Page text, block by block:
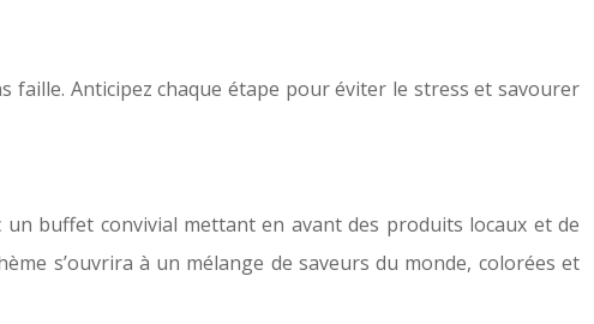
Anticipez chaque étape pour éviter le stress et savourer
buffet convivial mettant en avant des produits locaux et de
s’ouvrira à un mélange de saveurs du monde, colorées et